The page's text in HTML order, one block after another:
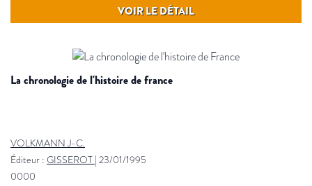
VOIR LE DÉTAIL
la chronologie de l'histoire de france
VOLKMANN J-C.
Éditeur : GISSEROT | 23/01/1995
0000